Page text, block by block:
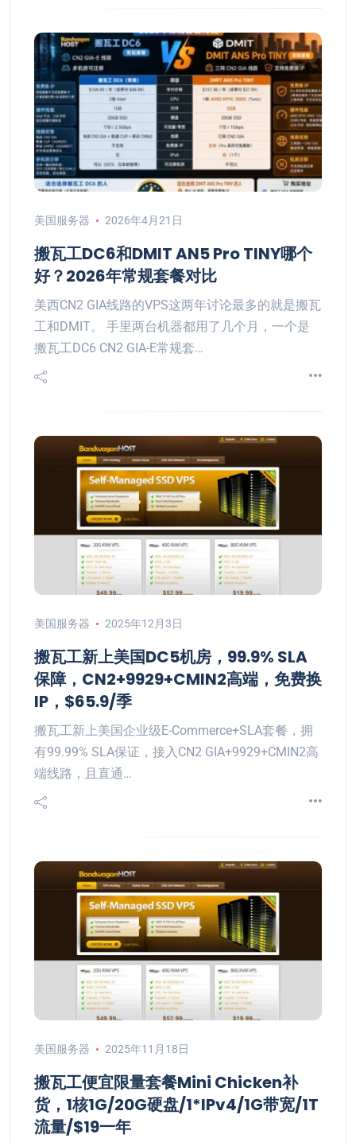
美国服务器 2026年4月21日
搬瓦工DC6和DMIT AN5 Pro TINY哪个
好？2026年常规套餐对比
美西CN2 GIA线路的VPS这两年讨论最多的就是搬瓦
工和DMIT。 手里两台机器都用了几个月，一个是
搬瓦工DC6 CN2 GIA-E常规套…
美国服务器 2025年12月3日
搬瓦工新上美国DC5机房，99.9% SLA
保障，CN2+9929+CMIN2高端，免费换
IP，$65.9/季
搬瓦工新上美国企业级E-Commerce+SLA套餐，拥
有99.99% SLA保证，接入CN2 GIA+9929+CMIN2高
端线路，且直通…
美国服务器 2025年11月18日
搬瓦工便宜限量套餐Mini Chicken补
货，1核1G/20G硬盘/1*IPv4/1G带宽/1T
流量/$19一年